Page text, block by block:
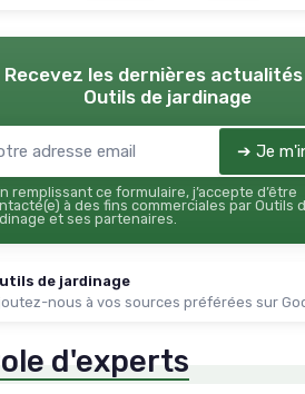
Recevez les dernières
Outils de jardinage
➔ Je
remplissant ce formulaire, j’accepte d’être
à des fins commerciales par Outils
et ses partenaires.
de jardinage
nous à vos sources préférées sur
d'experts